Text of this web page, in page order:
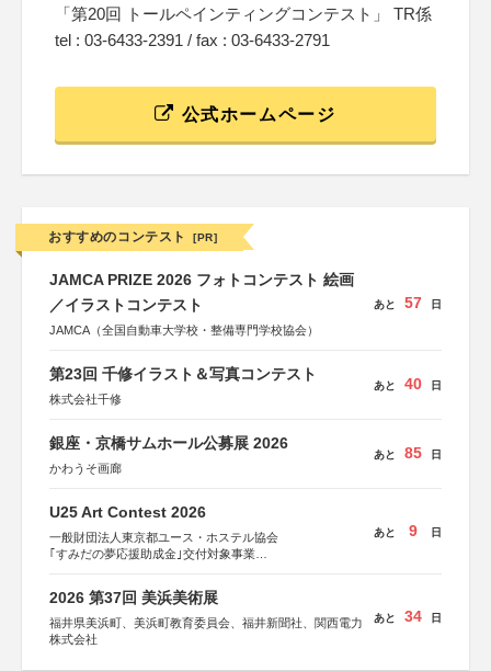
「第20回 トールペインティングコンテスト」 TR係
tel : 03-6433-2391 / fax : 03-6433-2791
公式ホームページ
おすすめのコンテスト [PR]
JAMCA PRIZE 2026 フォトコンテスト 絵画
／イラストコンテスト
JAMCA（全国自動車大学校・整備専門学校協会）
あと 57 日
第23回 千修イラスト＆写真コンテスト
株式会社千修
あと 40 日
銀座・京橋サムホール公募展 2026
かわうそ画廊
あと 85 日
U25 Art Contest 2026
一般財団法人東京都ユース・ホステル協会
｢すみだの夢応援助成金｣交付対象事業
あと 9 日
2026 第37回 美浜美術展
福井県美浜町、美浜町教育委員会、福井新聞社、関西電力
株式会社
あと 34 日